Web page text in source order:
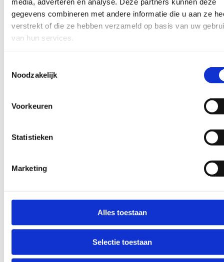
gegevens combineren met andere informatie die u aan ze
verstrekt of die ze hebben verzameld op basis van uw
van hun services.
Noodzakelijk
Voorkeuren
Statistieken
Marketing
Alles toestaan
Selectie toestaan
WEBDESIGN
Een rustige website voor een vak waar elke seconde
tarieven die elkaar versterken.